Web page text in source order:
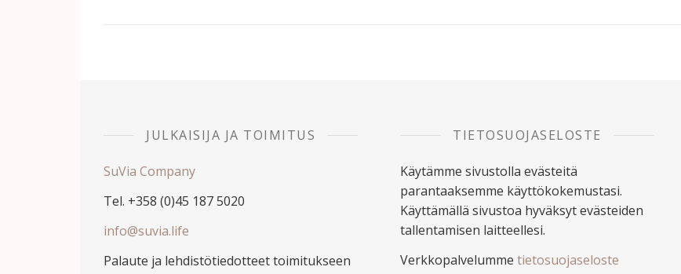
JULKAISIJA JA TOIMITUS
SuVia Company
Tel. +358 (0)45 187 5020
info@suvia.life
Palaute ja lehdistötiedotteet toimitukseen
TIETOSUOJASELOSTE
Käytämme sivustolla evästeitä
parantaaksemme käyttökokemustasi.
Käyttämällä sivustoa hyväksyt evästeiden
tallentamisen laitteellesi.
Verkkopalvelumme tietosuojaseloste